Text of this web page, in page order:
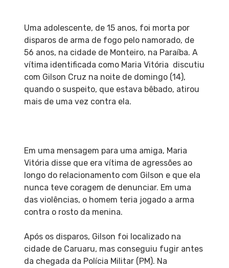
Uma adolescente, de 15 anos, foi morta por
disparos de arma de fogo pelo namorado, de
56 anos, na cidade de Monteiro, na Paraíba. A
vítima identificada como Maria Vitória discutiu
com Gilson Cruz na noite de domingo (14),
quando o suspeito, que estava bêbado, atirou
mais de uma vez contra ela.
Em uma mensagem para uma amiga, Maria
Vitória disse que era vítima de agressões ao
longo do relacionamento com Gilson e que ela
nunca teve coragem de denunciar. Em uma
das violências, o homem teria jogado a arma
contra o rosto da menina.
Após os disparos, Gilson foi localizado na
cidade de Caruaru, mas conseguiu fugir antes
da chegada da Polícia Militar (PM). Na